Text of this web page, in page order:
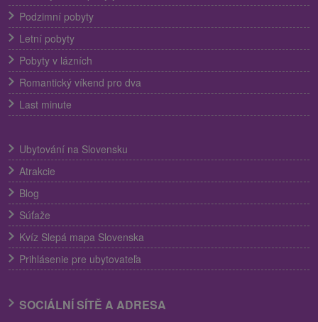
Podzimní pobyty
Letní pobyty
Pobyty v lázních
Romantický víkend pro dva
Last minute
Ubytování na Slovensku
Atrakcie
Blog
Súťaže
Kvíz Slepá mapa Slovenska
Prihlásenie pre ubytovateľa
SOCIÁLNÍ SÍTĚ A ADRESA